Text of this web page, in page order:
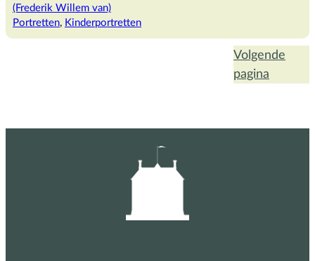
(Frederik Willem van)
Portretten, Kinderportretten
Volgende
pagina